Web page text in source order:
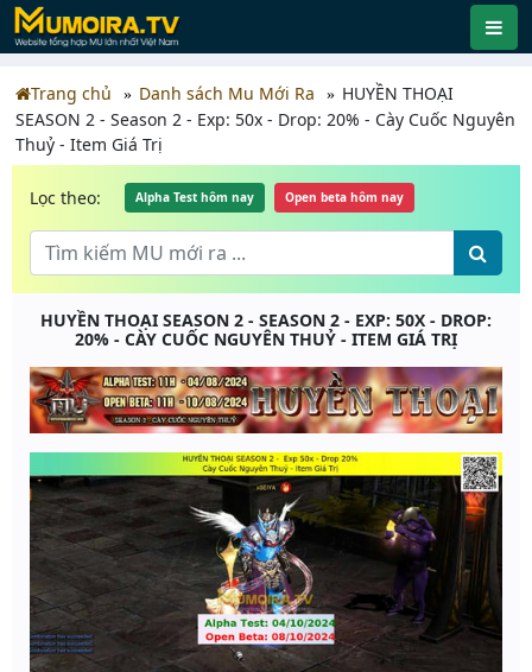
Trang chủ Danh sách Mu Mới Ra
HUYỀN THOẠI
SEASON 2 - Season 2 - Exp: 50x - Drop: 20% - Cày Cuốc Nguyên
Thuỷ - Item Giá Trị
Lọc theo: Alpha Test hôm nay Open beta hôm nay
HUYỀN THOẠI SEASON 2 - SEASON 2 - EXP: 50X - DROP:
20% - CÀY CUỐC NGUYÊN THUỶ - ITEM GIÁ TRỊ